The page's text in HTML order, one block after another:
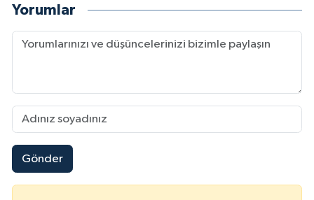
Yorumlar
Gönder